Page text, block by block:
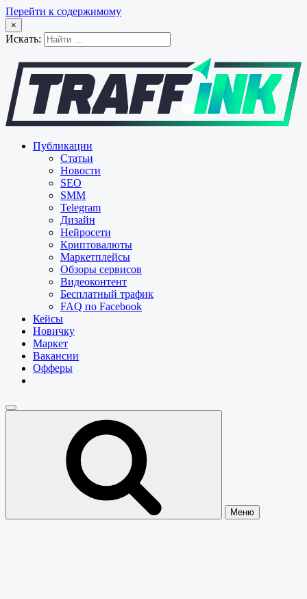
Перейти к содержимому
×
Искать:
Публикации
Статьи
Новости
SEO
SMM
Telegram
Дизайн
Нейросети
Криптовалюты
Маркетплейсы
Обзоры сервисов
Видеоконтент
Бесплатный трафик
FAQ по Facebook
Кейсы
Новичку
Маркет
Вакансии
Офферы
Меню